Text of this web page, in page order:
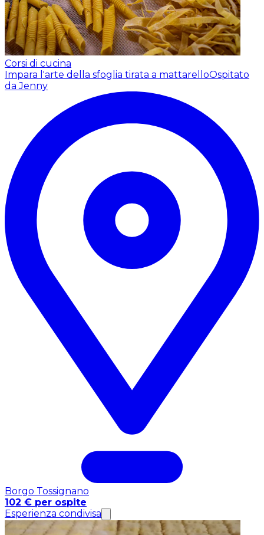
Corsi di cucina
Impara l'arte della sfoglia tirata a mattarelloOspitato
da Jenny
Borgo Tossignano
102 € per ospite
Esperienza condivisa